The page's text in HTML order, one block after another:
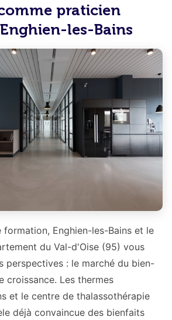
praticien
les-Bains
Enghien-les-Bains et le
du Val-d'Oise (95) vous
perspectives : le marché du bien-
croissance. Les thermes
et le centre de thalassothérapie
déjà convaincue des bienfaits